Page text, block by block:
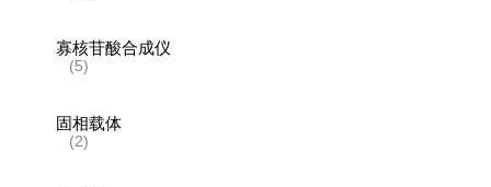
寡核苷酸合成仪
(5)
固相载体
(2)